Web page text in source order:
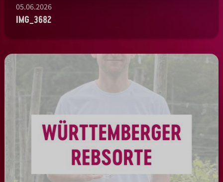
05.06.2026
IMG_3682